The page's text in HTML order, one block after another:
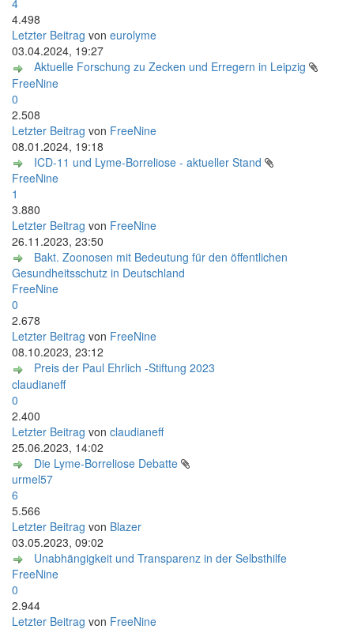
4
4.498
Letzter Beitrag von eurolyme
03.04.2024, 19:27
Aktuelle Forschung zu Zecken und Erregern in Leipzig
FreeNine
0
2.508
Letzter Beitrag von FreeNine
08.01.2024, 19:18
ICD-11 und Lyme-Borreliose - aktueller Stand
FreeNine
1
3.880
Letzter Beitrag von FreeNine
26.11.2023, 23:50
Bakt. Zoonosen mit Bedeutung für den öffentlichen
Gesundheitsschutz in Deutschland
FreeNine
0
2.678
Letzter Beitrag von FreeNine
08.10.2023, 23:12
Preis der Paul Ehrlich -Stiftung 2023
claudianeff
0
2.400
Letzter Beitrag von claudianeff
25.06.2023, 14:02
Die Lyme-Borreliose Debatte
urmel57
6
5.566
Letzter Beitrag von Blazer
03.05.2023, 09:02
Unabhängigkeit und Transparenz in der Selbsthilfe
FreeNine
0
2.944
Letzter Beitrag von FreeNine